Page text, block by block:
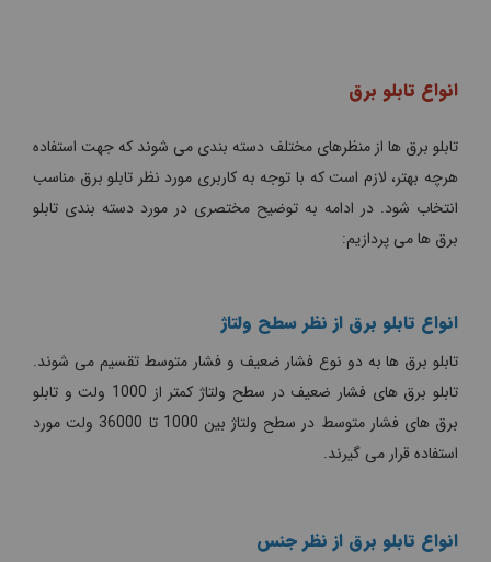
انواع تابلو برق
تابلو برق ها از منظرهای مختلف دسته بندی می شوند که جهت استفاده
هرچه بهتر، لازم است که با توجه به کاربری مورد نظر تابلو برق مناسب
انتخاب شود. در ادامه به توضیح مختصری در مورد دسته بندی تابلو
برق ها می پردازیم:
انواع تابلو برق از نظر سطح ولتاژ
تابلو برق ها به دو نوع فشار ضعیف و فشار متوسط تقسیم می شوند.
تابلو برق های فشار ضعیف در سطح ولتاژ کمتر از 1000 ولت و تابلو
برق های فشار متوسط در سطح ولتاژ بین 1000 تا 36000 ولت مورد
استفاده قرار می گیرند.
انواع تابلو برق از نظر جنس